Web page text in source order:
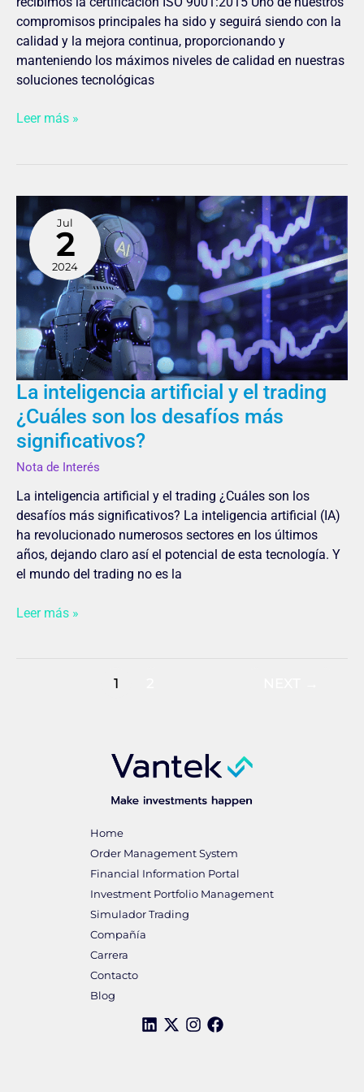
compromisos principales ha sido y seguirá siendo con la
calidad y la mejora continua, proporcionando y
manteniendo los máximos niveles de calidad en nuestras
soluciones tecnológicas
Leer más »
Jul
2
2024
La inteligencia artificial y el trading
¿Cuáles son los desafíos más
significativos? ​
Nota de Interés
La inteligencia artificial y el trading ¿Cuáles son los
desafíos más significativos? La inteligencia artificial (IA)
ha revolucionado numerosos sectores en los últimos
años, dejando claro así el potencial de esta tecnología. Y
el mundo del trading no es la
inteligencia
artificial
y
el
trading
¿Cuáles
son
los
desafíos
más
significativos?
Leer más »
1
Home
Order Management System
Financial Information Portal
Investment Portfolio Management
Simulador Trading
Compañía
Carrera
Contacto
Blog